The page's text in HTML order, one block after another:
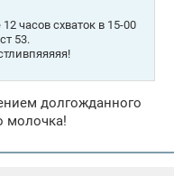
часов схваток в 15-00
53.
долгожданного
молочка!